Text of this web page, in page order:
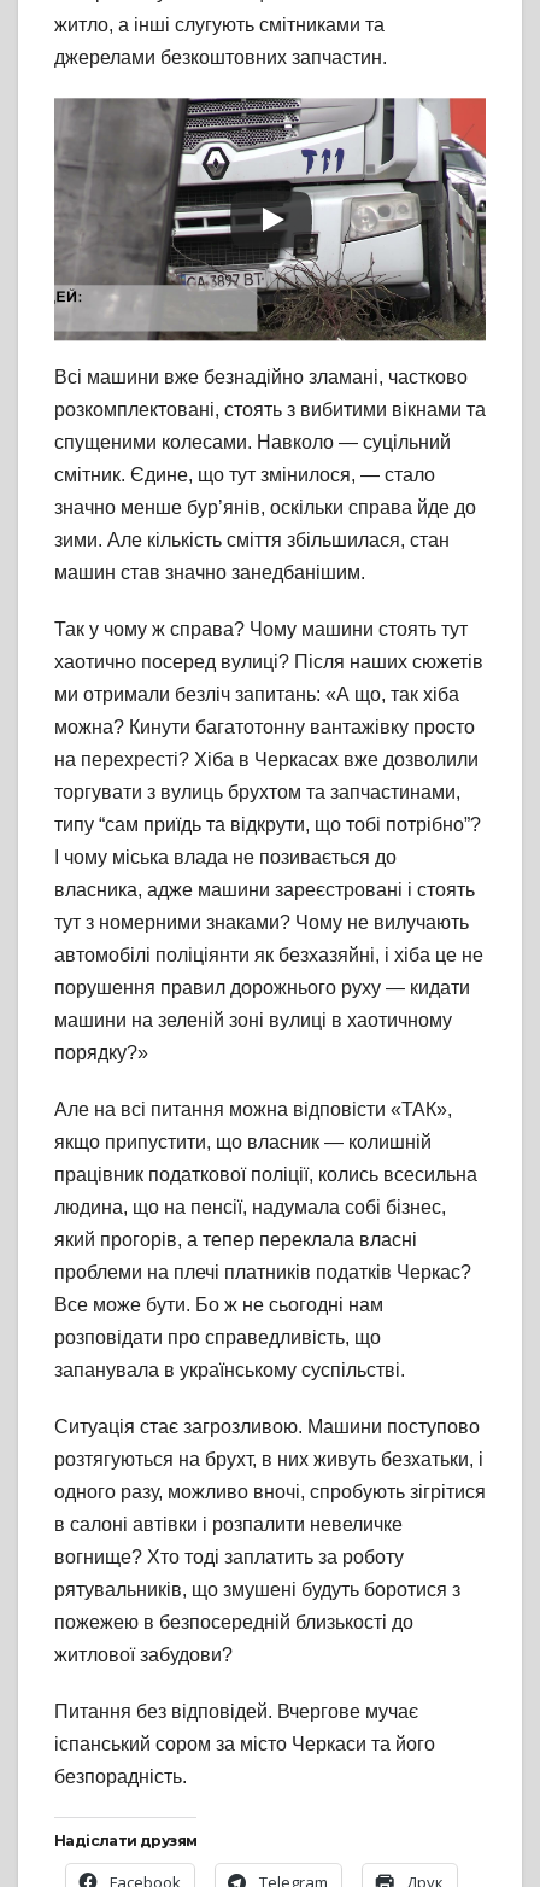
житло, а інші слугують смітниками та
джерелами безкоштовних запчастин.
Всі машини вже безнадійно зламані, частково
розкомплектовані, стоять з вибитими вікнами та
спущеними колесами. Навколо — суцільний
смітник. Єдине, що тут змінилося, — стало
значно менше бур’янів, оскільки справа йде до
зими. Але кількість сміття збільшилася, стан
машин став значно занедбанішим.
Так у чому ж справа? Чому машини стоять тут
хаотично посеред вулиці? Після наших сюжетів
ми отримали безліч запитань: «А що, так хіба
можна? Кинути багатотонну вантажівку просто
на перехресті? Хіба в Черкасах вже дозволили
торгувати з вулиць брухтом та запчастинами,
типу “сам приїдь та відкрути, що тобі потрібно”?
І чому міська влада не позивається до
власника, адже машини зареєстровані і стоять
тут з номерними знаками? Чому не вилучають
автомобілі поліціянти як безхазяйні, і хіба це не
порушення правил дорожнього руху — кидати
машини на зеленій зоні вулиці в хаотичному
порядку?»
Але на всі питання можна відповісти «ТАК»,
якщо припустити, що власник — колишній
працівник податкової поліції, колись всесильна
людина, що на пенсії, надумала собі бізнес,
який прогорів, а тепер переклала власні
проблеми на плечі платників податків Черкас?
Все може бути. Бо ж не сьогодні нам
розповідати про справедливість, що
запанувала в українському суспільстві.
Ситуація стає загрозливою. Машини поступово
розтягуються на брухт, в них живуть безхатьки, і
одного разу, можливо вночі, спробують зігрітися
в салоні автівки і розпалити невеличке
вогнище? Хто тоді заплатить за роботу
рятувальників, що змушені будуть боротися з
пожежею в безпосередній близькості до
житлової забудови?
Питання без відповідей. Вчергове мучає
іспанський сором за місто Черкаси та його
безпорадність.
Надіслати друзям
Facebook Telegram Друк